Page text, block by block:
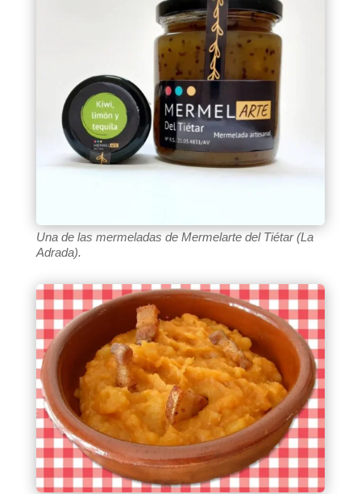
Una de las mermeladas de Mermelarte del Tiétar (La
Adrada).